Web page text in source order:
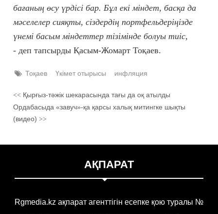
бағаның өсу үрдісі бар. Бұл екі міндет, басқа да
мәселелер сияқты, сіздердің портфельдеріңізде
үнемі басым міндеттер тізімінде болуы тиіс,
- деп тапсырды Қасым-Жомарт Тоқаев.
Тоқаев Үкімет отырысы инфляция
<<Қырғыз-тәжік шекарасында тағы да оқ атылды
Ордабасыда «завуч»-қа қарсы халық митингке шықты
(видео) >>
АҚПАРАТ
Rgmedia.kz ақпарат агенттігін есепке қою туралы №